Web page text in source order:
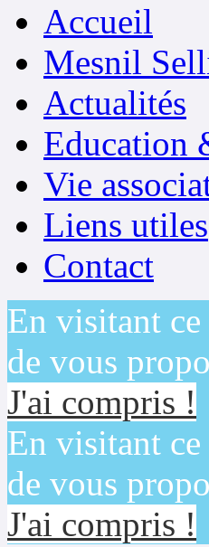
Accueil
Mesnil
Actualités
Education
Vie
Liens utiles
Contact
En visitant
de vous
J'ai compris !
En visitant
de vous
J'ai compris !